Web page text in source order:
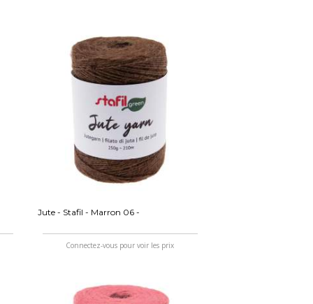
Jute - Stafil - Marron 06 -
Connectez-vous pour voir les prix